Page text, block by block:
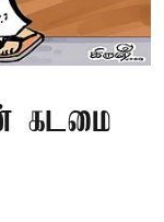
கடமை